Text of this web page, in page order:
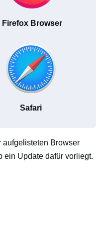
Firefox Browser
Safari
aufgelisteten Browser
ein Update dafür vorliegt.